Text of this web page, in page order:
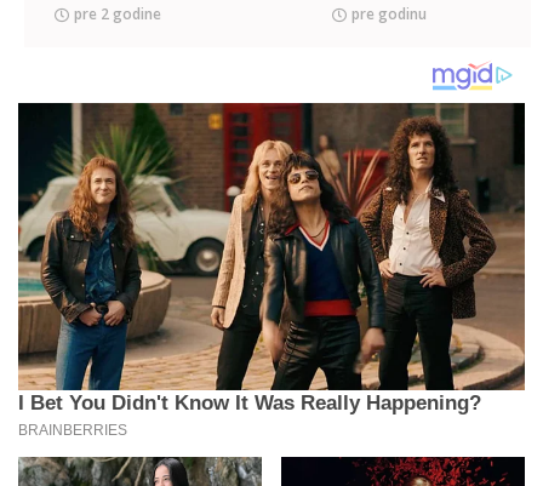
velika iznenađenja
pre 2 godine
Progovorio o majci i
njenoj borbi za
pre godinu